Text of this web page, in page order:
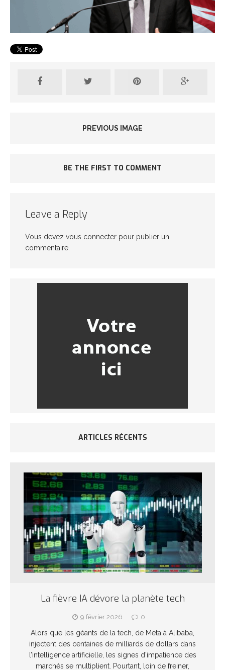
PREVIOUS IMAGE
BE THE FIRST TO COMMENT
Leave a Reply
Vous devez vous connecter pour publier un
commentaire.
ARTICLES RÉCENTS
La fièvre IA dévore la planète tech
9 février 2026 0
Alors que les géants de la tech, de Meta à Alibaba,
injectent des centaines de milliards de dollars dans
l’intelligence artificielle, les signes d’impatience des
marchés se multiplient. Pourtant, loin de freiner,